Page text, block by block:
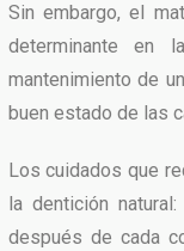
Sin embargo, el
determinante en
mantenimiento de
buen estado de las
Los cuidados que
la dentición natural:
después de cada